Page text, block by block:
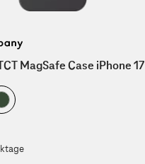
MagSafe Case iPhone 17